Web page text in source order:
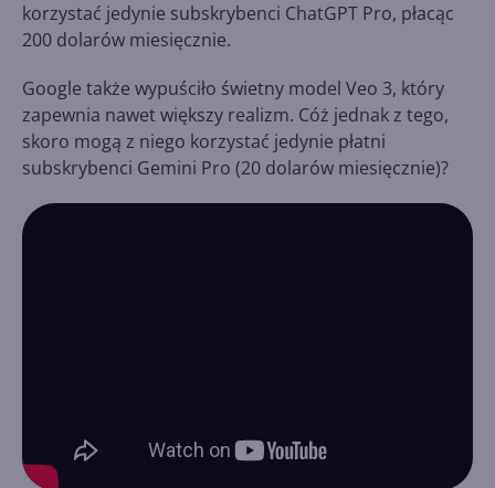
korzystać jedynie subskrybenci ChatGPT Pro, płacąc
200 dolarów miesięcznie.
Google także wypuściło świetny model Veo 3, który
zapewnia nawet większy realizm. Cóż jednak z tego,
skoro mogą z niego korzystać jedynie płatni
subskrybenci Gemini Pro (20 dolarów miesięcznie)?